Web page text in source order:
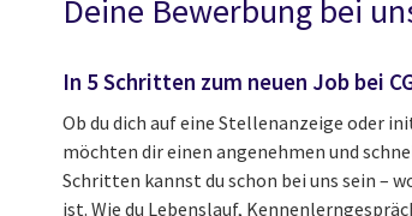
Deine Bewerbung bei
In 5 Schritten zum neuen Job bei
Ob du dich auf eine Stellenanzeige oder
möchten dir einen angenehmen und
Schritten kannst du schon bei uns sein –
ist. Wie du Lebenslauf,